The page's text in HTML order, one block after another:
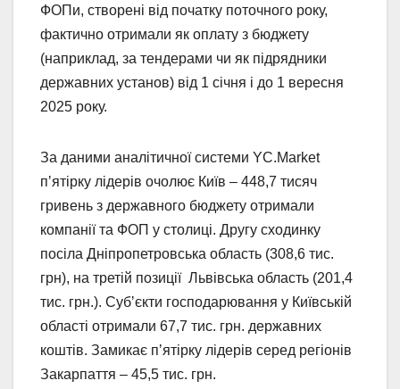
ФОПи, створені від початку поточного року,
фактично отримали як оплату з бюджету
(наприклад, за тендерами чи як підрядники
державних установ) від 1 січня і до 1 вересня
2025 року.
За даними аналітичної системи YC.Market
пʼятірку лідерів очолює Київ – 448,7 тисяч
гривень з державного бюджету отримали
компанії та ФОП у столиці. Другу сходинку
посіла Дніпропетровська область (308,6 тис.
грн), на третій позиції Львівська область (201,4
тис. грн.). Субʼєкти господарювання у Київській
області отримали 67,7 тис. грн. державних
коштів. Замикає пʼятірку лідерів серед регіонів
Закарпаття – 45,5 тис. грн.